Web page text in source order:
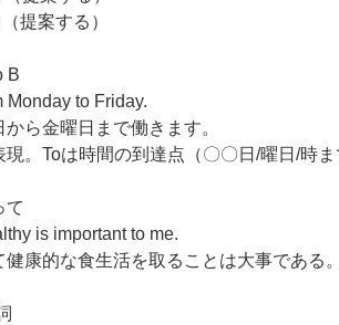
提案する）
B
Monday to Friday.
ら金曜日まで働きます。
現。Toは時間の到達点（〇〇日/曜日/時ま
て
is important to me.
康的な食生活を取ることは大事である。